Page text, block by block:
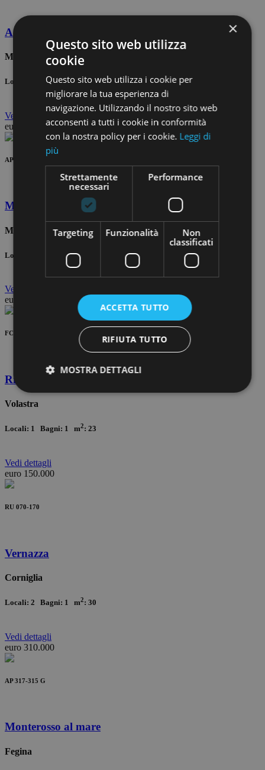
Ameglia
Montemarcello
Locali: 16 Bagni: 3 m2: 312
Vedi
euro 140.000
AP 320-160
Monterosso al mare
Monte alberto
Locali: 2 Bagni: 1 m
Vedi
euro 60.000
FC 001-60
Riomaggiore
Volastra
Locali: 1 Bagni: 1 m2: 23
Vedi dettagli
euro 150.000
RU 070-170
Vernazza
Corniglia
Locali: 2 Bagni: 1 m2: 30
Vedi dettagli
euro 310.000
AP 317-315 G
Monterosso al mare
Fegina
×
Questo sito web utilizza
cookie
Questo sito web utilizza i cookie per
migliorare la tua esperienza di
navigazione. Utilizzando il nostro sito web
acconsenti a tutti i cookie in conformità
con la nostra policy per i cookie. Leggi di
più
Strettamente
necessari
Performance
Targeting Funzionalità
Non
classificati
ACCETTA TUTTO
RIFIUTA TUTTO
MOSTRA DETTAGLI